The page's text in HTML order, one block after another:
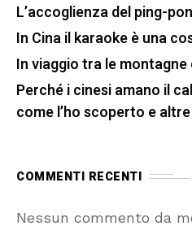
L’accoglienza del ping-
In Cina il karaoke è una
In viaggio tra le montagne
Perché i cinesi amano il
come l’ho scoperto e
COMMENTI RECENTI
Nessun commento da